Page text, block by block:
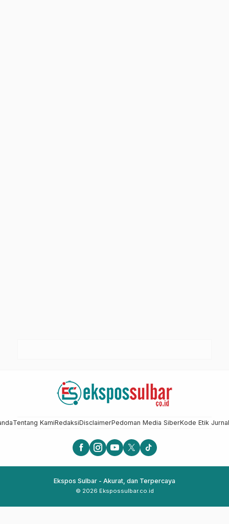
Tentang KamiRedaksiDisclaimerPedoman Media SiberKode Etik
Ekspos Sulbar - Akurat, dan Terpercaya
© 2026 Ekspossulbar.co.id